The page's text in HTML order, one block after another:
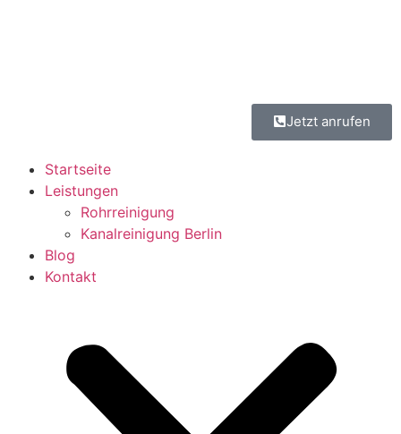
Jetzt anrufen
Startseite
Leistungen
Rohrreinigung
Kanalreinigung Berlin
Blog
Kontakt